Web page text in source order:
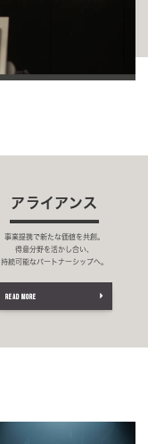
アライアンス
事業提携で新たな価値を共創。
得意分野を活かし合い、
持続可能なパートナーシップへ。
READ MORE